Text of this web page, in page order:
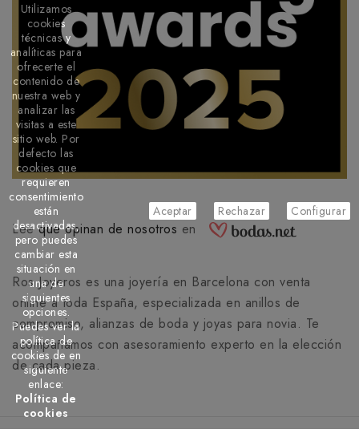
Leeque opinan de nosotros en
Utilizamos
cookies
técnicas y
analíticas para
ofrecerte el
contenido de
nuestra web y
analizar las
visitas a este
sitio web. Por
defecto las
cookies que
requieren
consentimiento
están
desactivadas,
pero puedes
cambiar esta
situación en
una de
siguientes
opciones.
Puedes ver la
política de
cookies de en
siguiente
enlace:
Política de
cookies
Aceptar Rechazar Configurar
Ros Joyeros es una joyería en Barcelona con venta
online a toda España, especializada en anillos de
compromiso, alianzas de boda y joyas para novia. Te
acompañamos con asesoramiento experto en la elección
de cada pieza.